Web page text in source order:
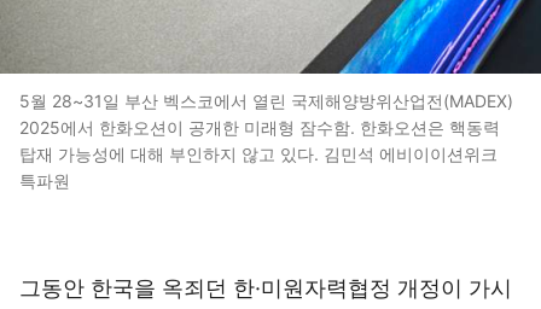
5월 28~31일 부산 벡스코에서 열린 국제해양방위산업전(MADEX)
2025에서 한화오션이 공개한 미래형 잠수함. 한화오션은 핵동력
탑재 가능성에 대해 부인하지 않고 있다. 김민석 에비이이션위크
특파원
그동안 한국을 옥죄던 한·미원자력협정 개정이 가시